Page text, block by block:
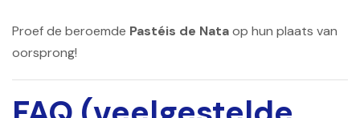
Proef de beroemde Pastéis de Nataop hun plaats van
oorsprong!